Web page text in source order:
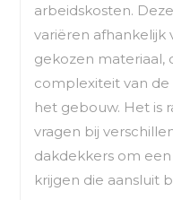
arbeidskosten.
variëren afhankelijk
gekozen materiaal,
complexiteit van de
het gebouw. Het is
vragen bij
dakdekkers om
krijgen die aansluit